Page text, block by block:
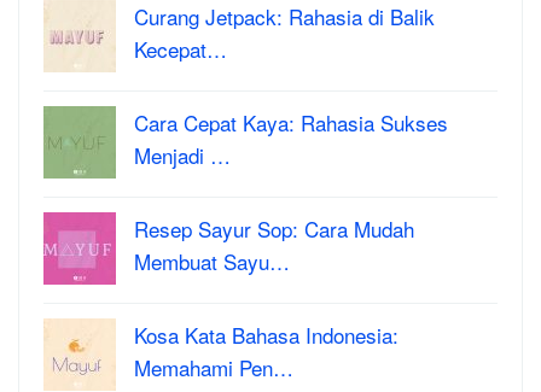
Curang Jetpack: Rahasia di Balik
Kecepat…
Cara Cepat Kaya: Rahasia Sukses
Menjadi …
Resep Sayur Sop: Cara Mudah
Membuat Sayu…
Kosa Kata Bahasa Indonesia:
Memahami Pen…